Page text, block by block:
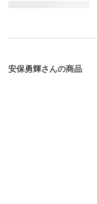
安保勇輝さんの商品